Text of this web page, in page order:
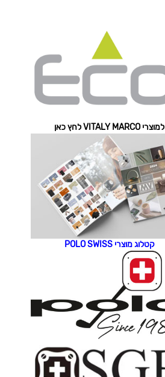
למוצרי VITALY MARCO לחץ כאן
קטלוג מוצרי POLO SWISS